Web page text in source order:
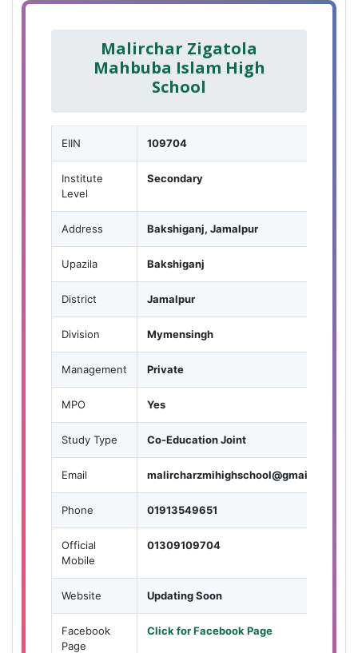
Malirchar Zigatola
Mahbuba Islam High
School
EIIN 109704
Institute
Level
Secondary
Address Bakshiganj, Jamalpur
Upazila Bakshiganj
District Jamalpur
Division Mymensingh
Management Private
MPO Yes
Study Type Co-Education Joint
Email malircharzmihighschool@gmail.com
Phone 01913549651
Official
Mobile
01309109704
Website Updating Soon
Facebook
Page
Click for Facebook Page